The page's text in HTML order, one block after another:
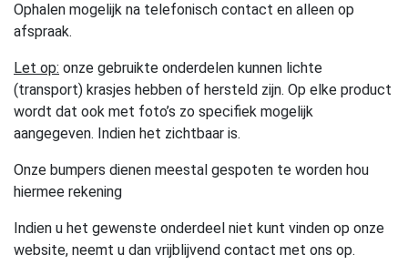
Ophalen mogelijk na telefonisch contact en alleen op
afspraak.
Let op: onze gebruikte onderdelen kunnen lichte
(transport) krasjes hebben of hersteld zijn. Op elke product
wordt dat ook met foto’s zo specifiek mogelijk
aangegeven. Indien het zichtbaar is.
Onze bumpers dienen meestal gespoten te worden hou
hiermee rekening
Indien u het gewenste onderdeel niet kunt vinden op onze
website, neemt u dan vrijblijvend contact met ons op.